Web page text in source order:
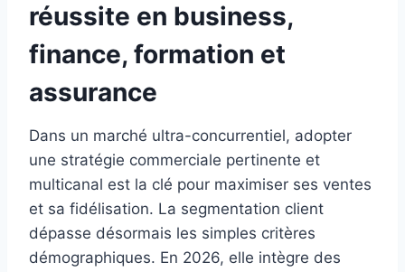
réussite en business,
finance, formation et
assurance
Dans un marché ultra-concurrentiel, adopter
une stratégie commerciale pertinente et
multicanal est la clé pour maximiser ses ventes
et sa fidélisation. La segmentation client
dépasse désormais les simples critères
démographiques. En 2026, elle intègre des